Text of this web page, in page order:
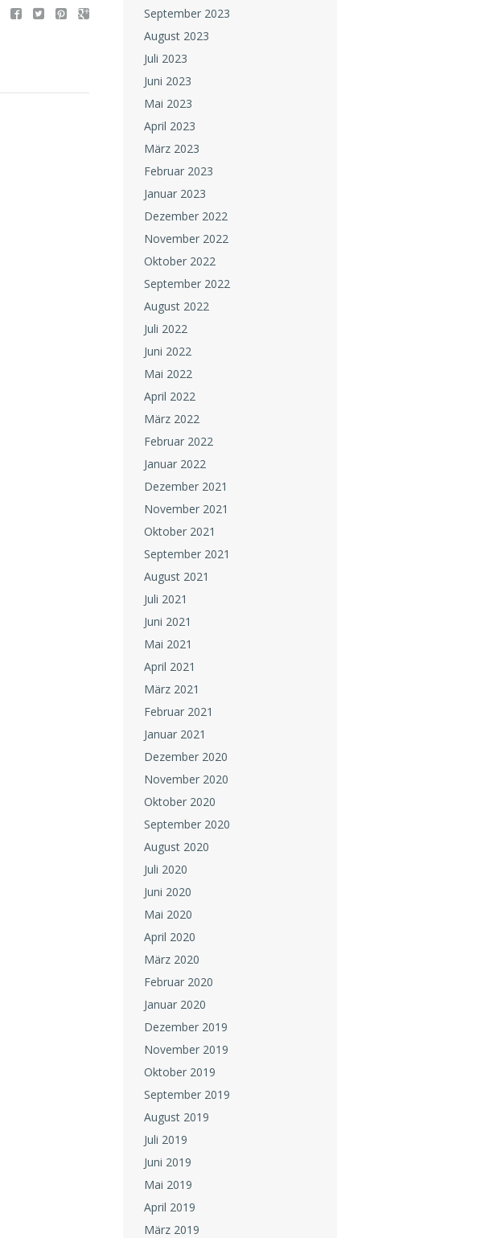
September 2023
August 2023
Juli 2023
Juni 2023
Mai 2023
April 2023
März 2023
Februar 2023
Januar 2023
Dezember 2022
November 2022
Oktober 2022
September 2022
August 2022
Juli 2022
Juni 2022
Mai 2022
April 2022
März 2022
Februar 2022
Januar 2022
Dezember 2021
November 2021
Oktober 2021
September 2021
August 2021
Juli 2021
Juni 2021
Mai 2021
April 2021
März 2021
Februar 2021
Januar 2021
Dezember 2020
November 2020
Oktober 2020
September 2020
August 2020
Juli 2020
Juni 2020
Mai 2020
April 2020
März 2020
Februar 2020
Januar 2020
Dezember 2019
November 2019
Oktober 2019
September 2019
August 2019
Juli 2019
Juni 2019
Mai 2019
April 2019
März 2019